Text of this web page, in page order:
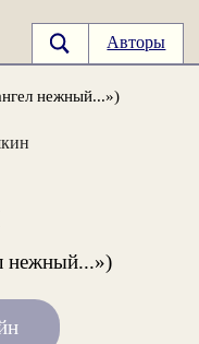
Авторы
нежный...»)
нежный...»)